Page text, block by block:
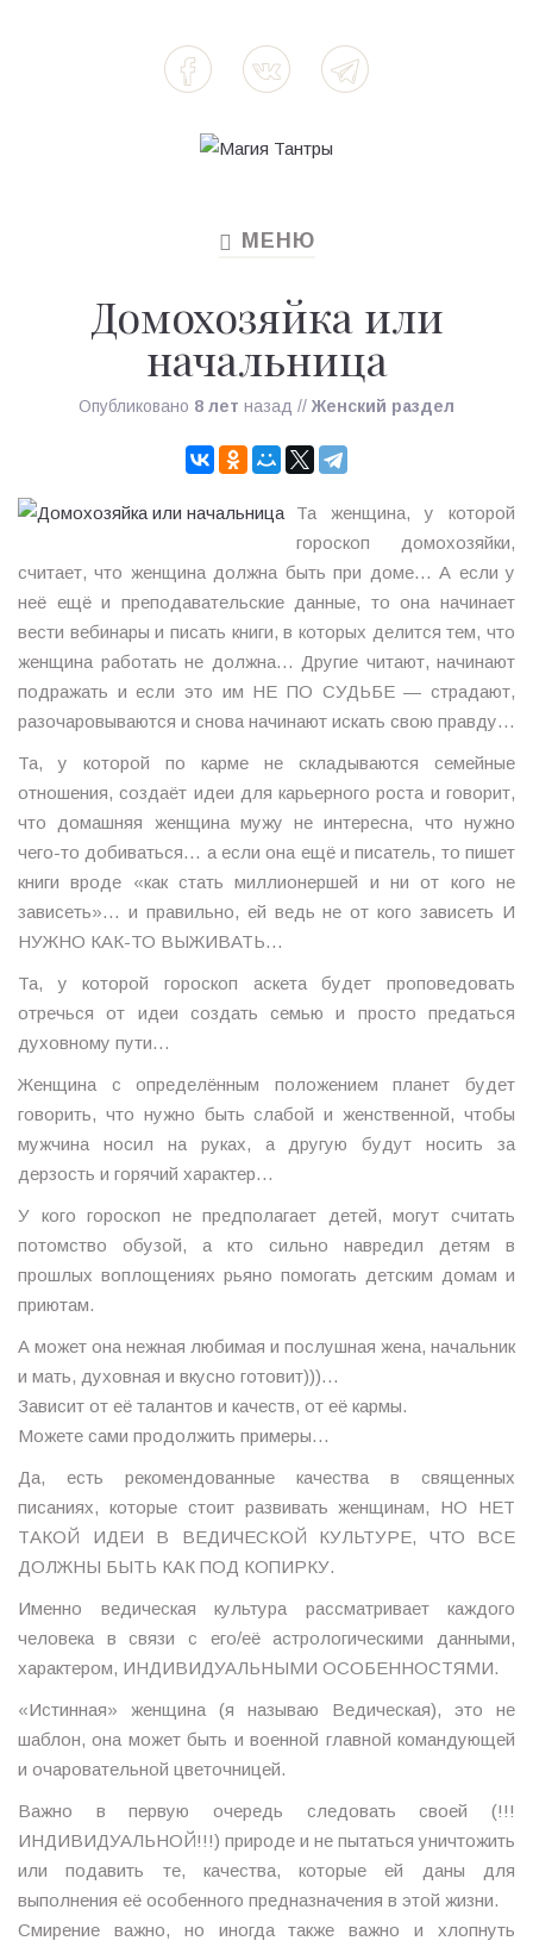
TOGGLE
МЕНЮ
Домохозяйка или
начальница
Опубликовано 8 лет назад // Женский раздел
Та женщина, у которой
гороскоп домохозяйки,
считает, что женщина должна быть при доме… А если у
неё ещё и преподавательские данные, то она начинает
вести вебинары и писать книги, в которых делится тем, что
женщина работать не должна… Другие читают, начинают
подражать и если это им НЕ ПО СУДЬБЕ — страдают,
разочаровываются и снова начинают искать свою правду…
Та, у которой по карме не складываются семейные
отношения, создаёт идеи для карьерного роста и говорит,
что домашняя женщина мужу не интересна, что нужно
чего-то добиваться… а если она ещё и писатель, то пишет
книги вроде «как стать миллионершей и ни от кого не
зависеть»… и правильно, ей ведь не от кого зависеть И
НУЖНО КАК-ТО ВЫЖИВАТЬ…
Та, у которой гороскоп аскета будет проповедовать
отречься от идеи создать семью и просто предаться
духовному пути…
Женщина с определённым положением планет будет
говорить, что нужно быть слабой и женственной, чтобы
мужчина носил на руках, а другую будут носить за
дерзость и горячий характер…
У кого гороскоп не предполагает детей, могут считать
потомство обузой, а кто сильно навредил детям в
прошлых воплощениях рьяно помогать детским домам и
приютам.
А может она нежная любимая и послушная жена, начальник
и мать, духовная и вкусно готовит)))…
Зависит от её талантов и качеств, от её кармы.
Можете сами продолжить примеры…
Да, есть рекомендованные качества в священных
писаниях, которые стоит развивать женщинам, НО НЕТ
ТАКОЙ ИДЕИ В ВЕДИЧЕСКОЙ КУЛЬТУРЕ, ЧТО ВСЕ
ДОЛЖНЫ БЫТЬ КАК ПОД КОПИРКУ.
Именно ведическая культура рассматривает каждого
человека в связи с его/её астрологическими данными,
характером, ИНДИВИДУАЛЬНЫМИ ОСОБЕННОСТЯМИ.
«Истинная» женщина (я называю Ведическая), это не
шаблон, она может быть и военной главной командующей
и очаровательной цветочницей.
Важно в первую очередь следовать своей (!!!
ИНДИВИДУАЛЬНОЙ!!!) природе и не пытаться уничтожить
или подавить те, качества, которые ей даны для
выполнения её особенного предназначения в этой жизни.
Смирение важно, но иногда также важно и хлопнуть